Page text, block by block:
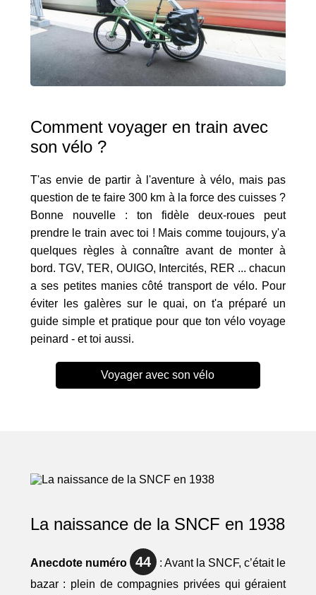
Comment voyager en train avec
son vélo ?
T'as envie de partir à l'aventure à vélo, mais pas
question de te faire 300 km à la force des cuisses ?
Bonne nouvelle : ton fidèle deux-roues peut
prendre le train avec toi ! Mais comme toujours, y'a
quelques règles à connaître avant de monter à
bord. TGV, TER, OUIGO, Intercités, RER ... chacun
a ses petites manies côté transport de vélo. Pour
éviter les galères sur le quai, on t'a préparé un
guide simple et pratique pour que ton vélo voyage
peinard - et toi aussi.
Voyager avec son vélo
La naissance de la SNCF en 1938
Anecdote numéro 44 : Avant la SNCF, c’était le
bazar : plein de compagnies privées qui géraient